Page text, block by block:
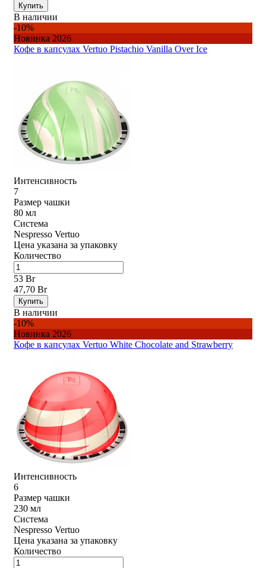
Купить
В наличии
-10%
Новинка 2026
Кофе в капсулах Vertuo Pistachio Vanilla Over Ice
Интенсивность
7
Размер чашки
80 мл
Система
Nespresso Vertuo
Цена указана за упаковку
Количество
53 Br
47,70 Br
Купить
В наличии
-10%
Новинка 2026
Кофе в капсулах Vertuo White Chocolate and Strawberry
Интенсивность
6
Размер чашки
230 мл
Система
Nespresso Vertuo
Цена указана за упаковку
Количество